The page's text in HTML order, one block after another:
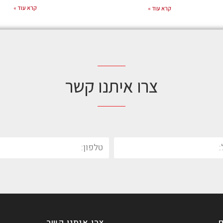
קרא עוד » קרא עוד »
צרו איתנו קשר